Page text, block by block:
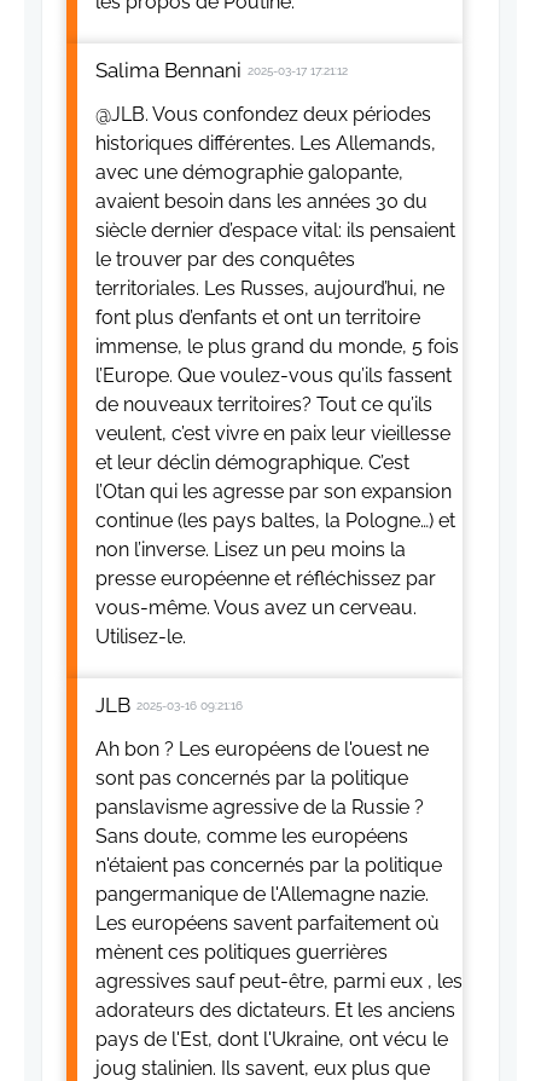
Salima Bennani 2025-03-17 17:21:12
@JLB. Vous confondez deux périodes
historiques différentes. Les Allemands,
avec une démographie galopante,
avaient besoin dans les années 30 du
siècle dernier d’espace vital: ils pensaient
le trouver par des conquêtes
territoriales. Les Russes, aujourd’hui, ne
font plus d’enfants et ont un territoire
immense, le plus grand du monde, 5 fois
l’Europe. Que voulez-vous qu’ils fassent
de nouveaux territoires? Tout ce qu’ils
veulent, c’est vivre en paix leur vieillesse
et leur déclin démographique. C’est
l’Otan qui les agresse par son expansion
continue (les pays baltes, la Pologne…) et
non l’inverse. Lisez un peu moins la
presse européenne et réfléchissez par
vous-même. Vous avez un cerveau.
Utilisez-le.
JLB 2025-03-16 09:21:16
Ah bon ? Les européens de l'ouest ne
sont pas concernés par la politique
panslavisme agressive de la Russie ?
Sans doute, comme les européens
n'étaient pas concernés par la politique
pangermanique de l'Allemagne nazie.
Les européens savent parfaitement où
mènent ces politiques guerrières
agressives sauf peut-être, parmi eux , les
adorateurs des dictateurs. Et les anciens
pays de l'Est, dont l'Ukraine, ont vécu le
joug stalinien. Ils savent, eux plus que